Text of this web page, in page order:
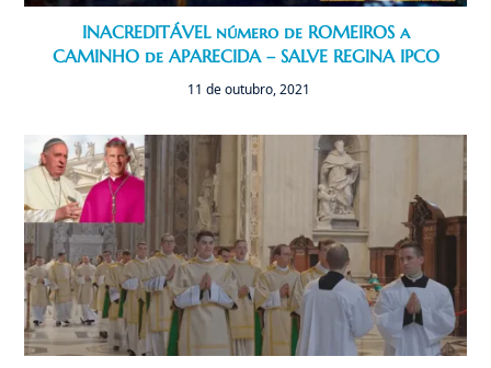
INACREDITÁVEL número de ROMEIROS a
CAMINHO de APARECIDA – SALVE REGINA IPCO
11 de outubro, 2021